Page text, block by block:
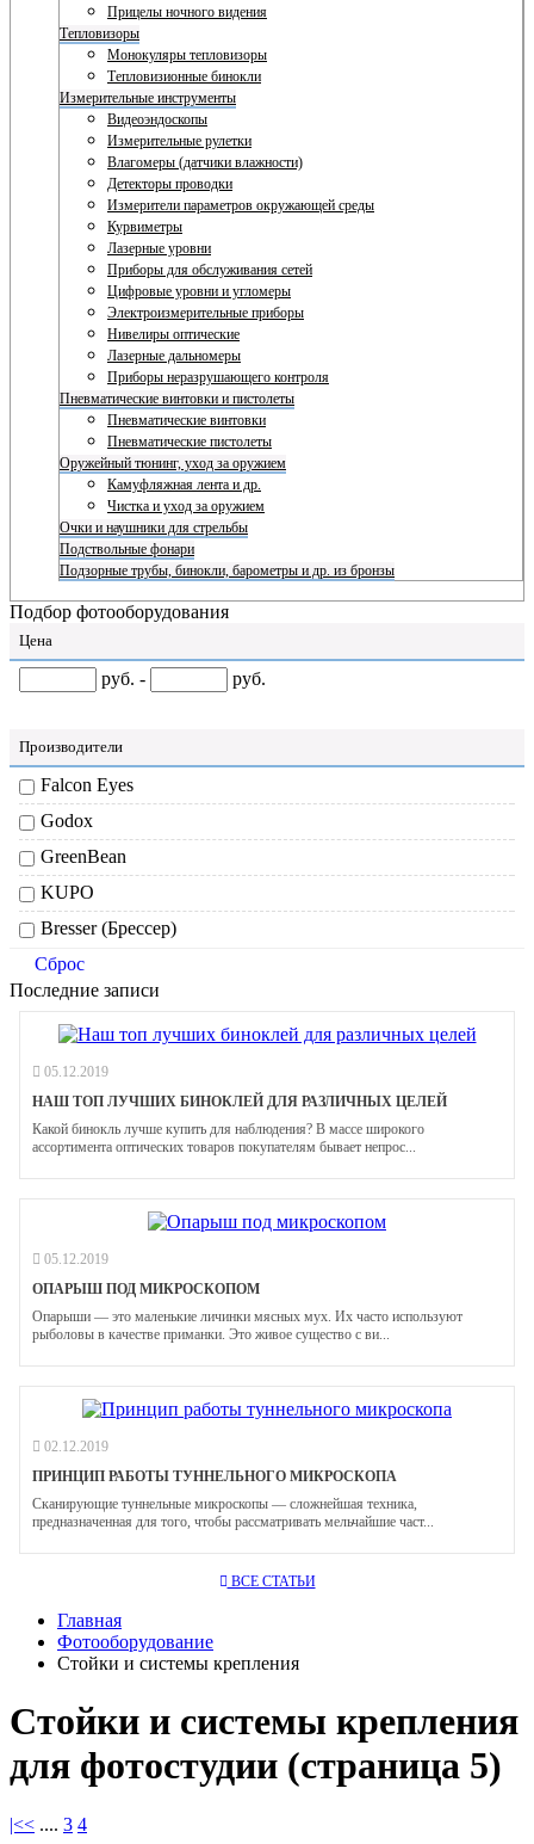
Прицелы ночного видения
Тепловизоры
Монокуляры тепловизоры
Тепловизионные бинокли
Измерительные инструменты
Видеоэндоскопы
Измерительные рулетки
Влагомеры (датчики влажности)
Детекторы проводки
Измерители параметров окружающей среды
Курвиметры
Лазерные уровни
Приборы для обслуживания сетей
Цифровые уровни и угломеры
Электроизмерительные приборы
Нивелиры оптические
Лазерные дальномеры
Приборы неразрушающего контроля
Пневматические винтовки и пистолеты
Пневматические винтовки
Пневматические пистолеты
Оружейный тюнинг, уход за оружием
Камуфляжная лента и др.
Чистка и уход за оружием
Очки и наушники для стрельбы
Подствольные фонари
Подзорные трубы, бинокли, барометры и др. из бронзы
Подбор фотооборудования
Цена
руб. - руб.
Производители
Falcon Eyes
Godox
GreenBean
KUPO
Bresser (Брессер)
Сброс
Последние записи
05.12.2019
НАШ ТОП ЛУЧШИХ БИНОКЛЕЙ ДЛЯ РАЗЛИЧНЫХ ЦЕЛЕЙ
Какой бинокль лучше купить для наблюдения? В массе широкого
ассортимента оптических товаров покупателям бывает непрос...
05.12.2019
ОПАРЫШ ПОД МИКРОСКОПОМ
Опарыши — это маленькие личинки мясных мух. Их часто используют
рыболовы в качестве приманки. Это живое существо с ви...
02.12.2019
ПРИНЦИП РАБОТЫ ТУННЕЛЬНОГО МИКРОСКОПА
Сканирующие туннельные микроскопы — сложнейшая техника,
предназначенная для того, чтобы рассматривать мельчайшие част...
ВСЕ СТАТЬИ
Главная
Фотооборудование
Стойки и системы крепления
Стойки и системы крепления
для фотостудии (страница 5)
|<< .... 3 4